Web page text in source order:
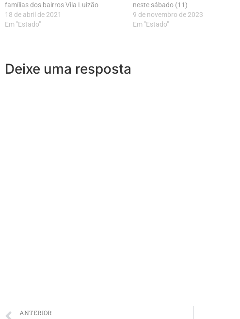
famílias dos bairros Vila Luizão
18 de abril de 2021
Em "Estado"
neste sábado (11)
9 de novembro de 2023
Em "Estado"
Deixe uma resposta
ANTERIOR